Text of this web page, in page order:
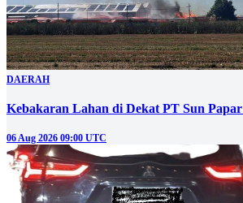
DAERAH
Kebakaran Lahan di Dekat PT Sun
06 Aug 2026 09:00 UTC